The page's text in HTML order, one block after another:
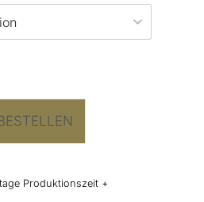
Produktionszeit +